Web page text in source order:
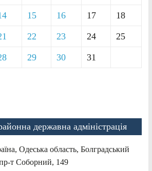
15 16 17 18
22 23 24 25
29 30 31
державна адміністрація
Одеська область, Болградський
т Соборний, 149